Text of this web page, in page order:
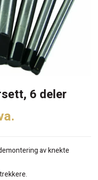
6 deler
av knekte